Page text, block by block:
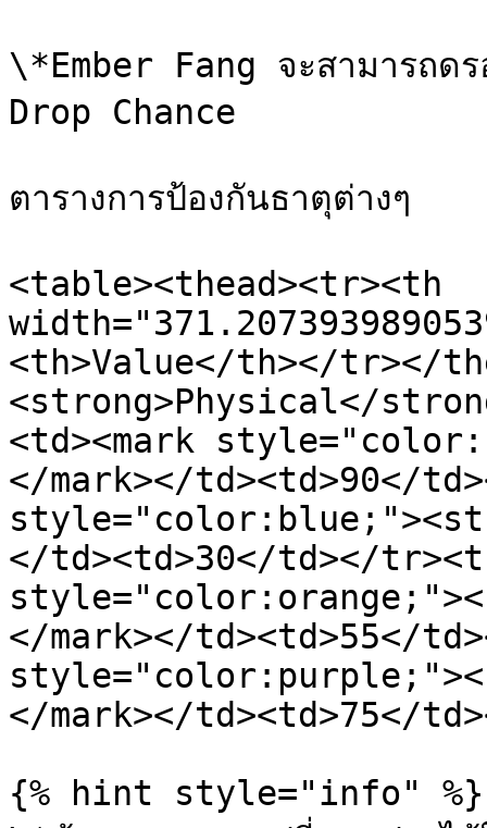
\*Ember Fang จะสามารถด
Drop Chance
ตารางการป้องกันธาตุต่างๆ
<table><thead><tr><th
<th>Value</th></tr></
<strong>Physical</
<td><mark
</mark></td><td>90</
</td><td>30</td></
</mark></td><td>55</
</mark></td><td>75</
{% hint style="info" %}